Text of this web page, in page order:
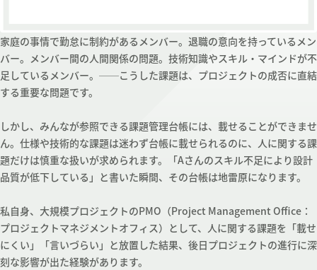
家庭の事情で勤怠に制約があるメンバー。退職の意向を持っているメン
バー。メンバー間の人間関係の問題。技術知識やスキル・マインドが不
足しているメンバー。──こうした課題は、プロジェクトの成否に直結
する重要な問題です。
しかし、みんなが参照できる課題管理台帳には、載せることができませ
ん。仕様や技術的な課題は迷わず台帳に載せられるのに、人に関する課
題だけは慎重な扱いが求められます。「Aさんのスキル不足により設計
品質が低下している」と書いた瞬間、その台帳は地雷原になります。
私自身、大規模プロジェクトのPMO（Project Management Office：
プロジェクトマネジメントオフィス）として、人に関する課題を「載せ
にくい」「言いづらい」と放置した結果、後日プロジェクトの進行に深
刻な影響が出た経験があります。